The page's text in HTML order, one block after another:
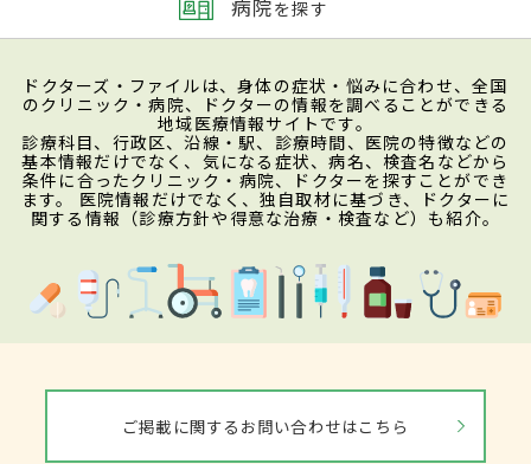
病院を探す
ドクターズ・ファイルは、身体の症状・悩みに合わせ、全国
のクリニック・病院、ドクターの情報を調べることができる
地域医療情報サイトです。
診療科目、行政区、沿線・駅、診療時間、医院の特徴などの
基本情報だけでなく、気になる症状、病名、検査名などから
条件に合ったクリニック・病院、ドクターを探すことができ
ます。 医院情報だけでなく、独自取材に基づき、ドクターに
関する情報（診療方針や得意な治療・検査など）も紹介。
ご掲載に関するお問い合わせはこちら